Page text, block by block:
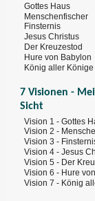
Gottes Haus
Menschenfischer
Finsternis
Jesus Christus
Der Kreuzestod
Hure von Babylon
König aller Könige
7 Visionen -
Sicht
Vision 1 - Gottes
Vision 2 -
Vision 3 -
Vision 4 - Jesus
Vision 5 - Der
Vision 6 - Hure
Vision 7 - König